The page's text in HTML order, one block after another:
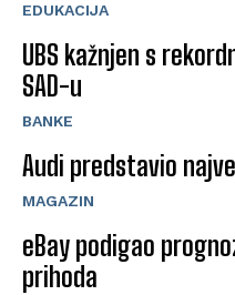
EDUKACIJA
UBS kažnjen s
SAD-u
BANKE
Audi predstavio
MAGAZIN
eBay podigao
prihoda